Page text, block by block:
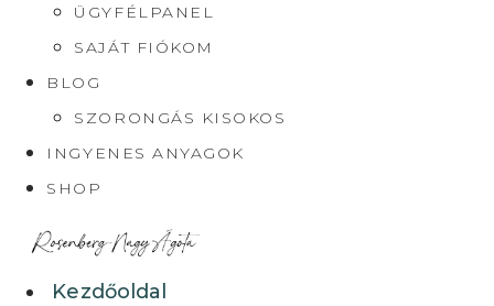
ÜGYFÉLPANEL
SAJÁT FIÓKOM
BLOG
SZORONGÁS KISOKOS
INGYENES ANYAGOK
SHOP
Kezdőoldal